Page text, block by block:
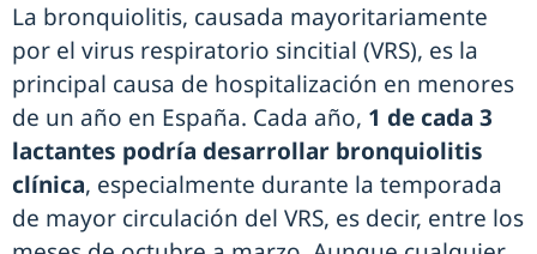
La bronquiolitis, causada mayoritariamente
por el virus respiratorio sincitial (VRS), es la
principal causa de hospitalización en menores
de un año en España. Cada año, 1 de cada 3
lactantes podría desarrollar bronquiolitis
clínica, especialmente durante la temporada
de mayor circulación del VRS, es decir, entre los